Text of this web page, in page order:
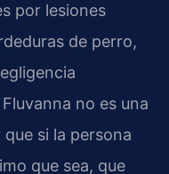
por lesiones
de perro,
no es una
si la persona
que sea, que